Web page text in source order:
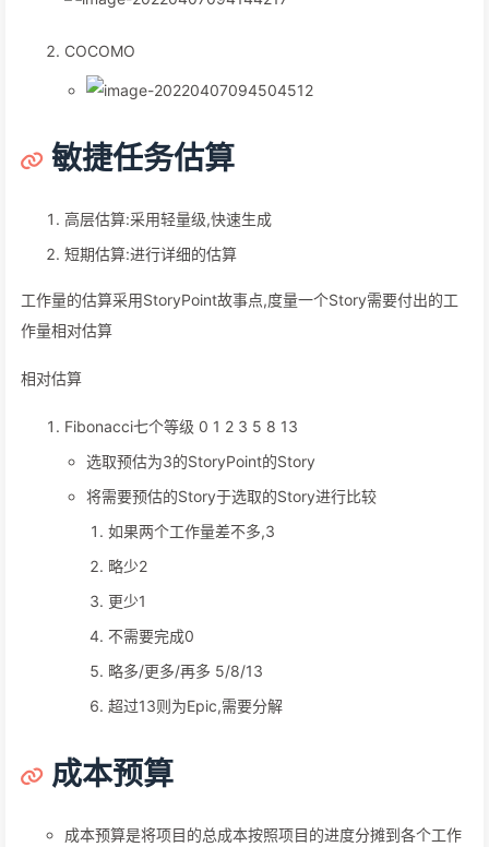
COCOMO
敏捷任务估算
高层估算:采用轻量级,快速生成
短期估算:进行详细的估算
工作量的估算采用StoryPoint故事点,度量一个Story需要付出的工
作量相对估算
相对估算
Fibonacci七个等级 0 1 2 3 5 8 13
选取预估为3的StoryPoint的Story
将需要预估的Story于选取的Story进行比较
如果两个工作量差不多,3
略少2
更少1
不需要完成0
略多/更多/再多 5/8/13
超过13则为Epic,需要分解
成本预算
成本预算是将项目的总成本按照项目的进度分摊到各个工作